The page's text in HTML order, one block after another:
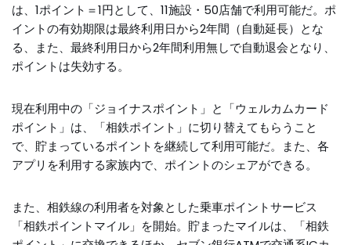
は、1ポイント＝1円として、11施設・50店舗で利用可能だ。ポ
イントの有効期限は最終利用日から2年間（自動延長）とな
る、また、最終利用日から2年間利用無しで自動退会となり、
ポイントは失効する。
現在利用中の「ジョイナスポイント」と「ウェルカムカード
ポイント」は、「相鉄ポイント」に切り替えてもらうこと
で、貯まっているポイントを継続して利用可能だ。また、各
アプリを利用する家族内で、ポイントのシェアができる。
また、相鉄線の利用者を対象とした乗車ポイントサービス
「相鉄ポイントマイル」を開始。貯まったマイルは、「相鉄